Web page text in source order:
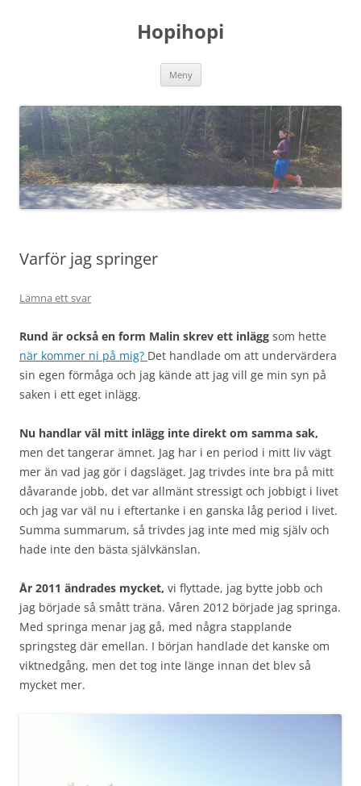
Hopihopi
Meny
Varför jag springer
Lämna ett svar
Rund är också en form Malin skrev ett inlägg som hette
när kommer ni på mig? Det handlade om att undervärdera
sin egen förmåga och jag kände att jag vill ge min syn på
saken i ett eget inlägg.
Nu handlar väl mitt inlägg inte direkt om samma sak,
men det tangerar ämnet. Jag har i en period i mitt liv vägt
mer än vad jag gör i dagsläget. Jag trivdes inte bra på mitt
dåvarande jobb, det var allmänt stressigt och jobbigt i livet
och jag var väl nu i eftertanke i en ganska låg period i livet.
Summa summarum, så trivdes jag inte med mig själv och
hade inte den bästa självkänslan.
År 2011 ändrades mycket, vi flyttade, jag bytte jobb och
jag började så smått träna. Våren 2012 började jag springa.
Med springa menar jag gå, med några stapplande
springsteg där emellan. I början handlade det kanske om
viktnedgång, men det tog inte länge innan det blev så
mycket mer.